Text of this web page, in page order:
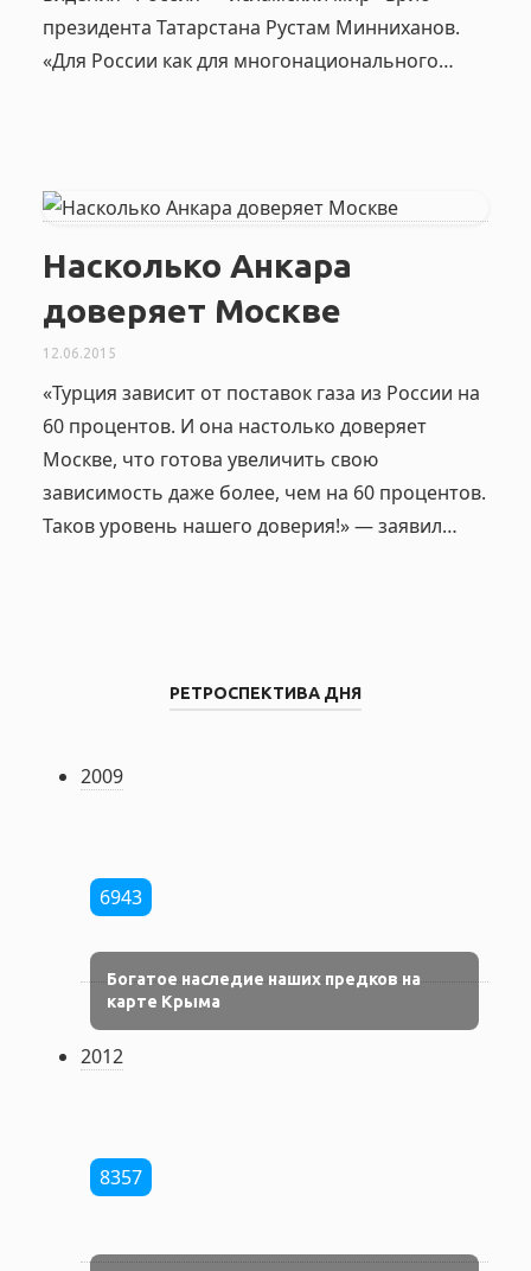
президента Татарстана Рустам Минниханов.
«Для России как для многонационального…
Насколько Анкара
доверяет Москве
12.06.2015
«Турция зависит от поставок газа из России на
60 процентов. И она настолько доверяет
Москве, что готова увеличить свою
зависимость даже более, чем на 60 процентов.
Таков уровень нашего доверия!» — заявил…
РЕТРОСПЕКТИВА ДНЯ
2009
6943
Богатое наследие наших предков на
карте Крыма
2012
8357